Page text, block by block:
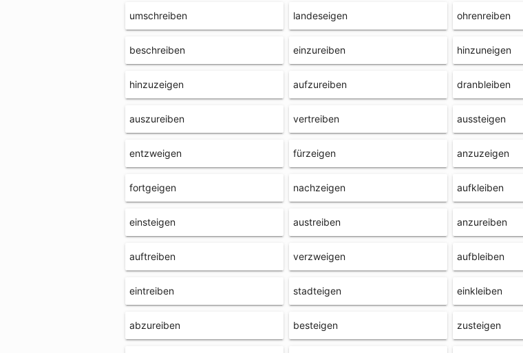
umschreiben landeseigen ohrenreiben
beschreiben einzureiben hinzuneigen
hinzuzeigen aufzureiben dranbleiben
auszureiben vertreiben aussteigen
entzweigen fürzeigen anzuzeigen
fortgeigen nachzeigen aufkleiben
einsteigen austreiben anzureiben
auftreiben verzweigen aufbleiben
eintreiben stadteigen einkleiben
abzureiben besteigen zusteigen